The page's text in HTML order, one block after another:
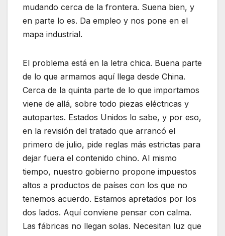
mudando cerca de la frontera. Suena bien, y
en parte lo es. Da empleo y nos pone en el
mapa industrial.
El problema está en la letra chica. Buena parte
de lo que armamos aquí llega desde China.
Cerca de la quinta parte de lo que importamos
viene de allá, sobre todo piezas eléctricas y
autopartes. Estados Unidos lo sabe, y por eso,
en la revisión del tratado que arrancó el
primero de julio, pide reglas más estrictas para
dejar fuera el contenido chino. Al mismo
tiempo, nuestro gobierno propone impuestos
altos a productos de países con los que no
tenemos acuerdo. Estamos apretados por los
dos lados. Aquí conviene pensar con calma.
Las fábricas no llegan solas. Necesitan luz que